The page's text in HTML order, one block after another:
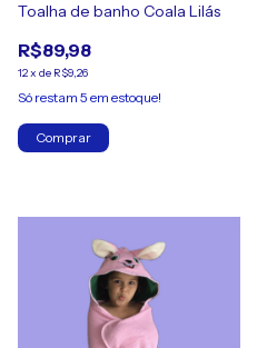
Toalha de banho Coala Lilás
R$89,98
12x de R$9,26
Só restam 5 em estoque!
Comprar